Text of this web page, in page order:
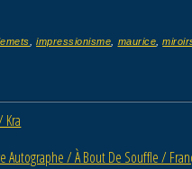
,impressionisme maurice ,
Autographe / À Bout De Souffle /